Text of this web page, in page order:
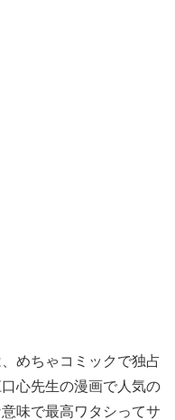
、めちゃコミックで独占
心先生の漫画で 人気の
味で最高ワタシってサ